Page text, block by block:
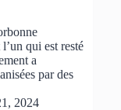
qui est resté
a
par des
2024